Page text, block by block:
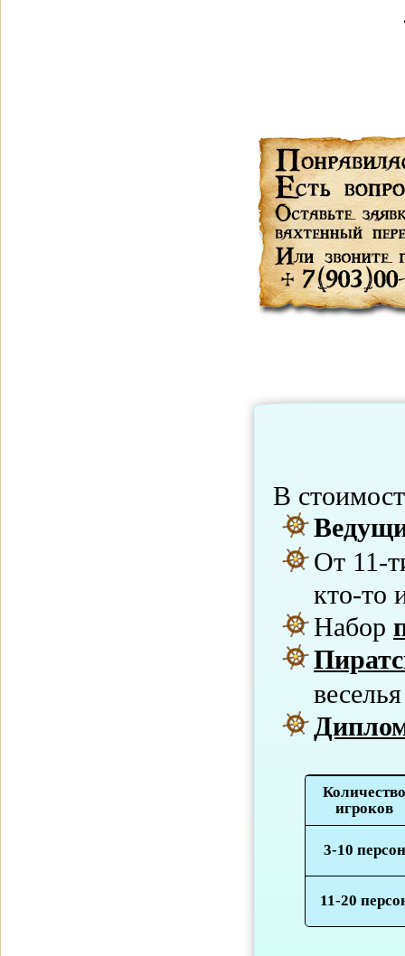
В
От 11-
кто-то
Набор
веселья
Количество
игроков
3-10 персон
11-20